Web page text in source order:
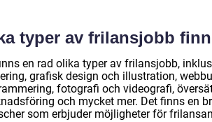
typer av frilansjobb
en rad olika typer av frilansjobb,
grafisk design och illustration,
fotografi och videografi,
och mycket mer. Det finns en
som erbjuder möjligheter för